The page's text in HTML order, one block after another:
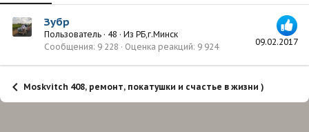
09.02.2017
Зубр
Пользователь · 48 · Из РБ,г.Минск
Сообщения 9 228 Оценка реакций 9 924
Moskvitch 408, ремонт, покатушки и счастье в жизни )